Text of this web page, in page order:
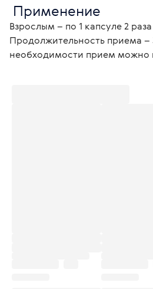
Применение
Взрослым – по 1 капсуле 2
Продолжительность приема
необходимости прием можно